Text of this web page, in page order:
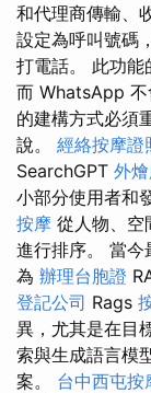
和代理商傳輸、
設定為呼叫號碼
打電話。 此功能
而 WhatsApp 不
的建構方式必須
說。 經絡按摩證
SearchGPT 外
小部分使用者和
按摩 從人物、空
進行排序。 當今
為 辦理台胞證
登記公司 Rags
異，尤其是在目
索與生成語言模
案。 台中西屯按